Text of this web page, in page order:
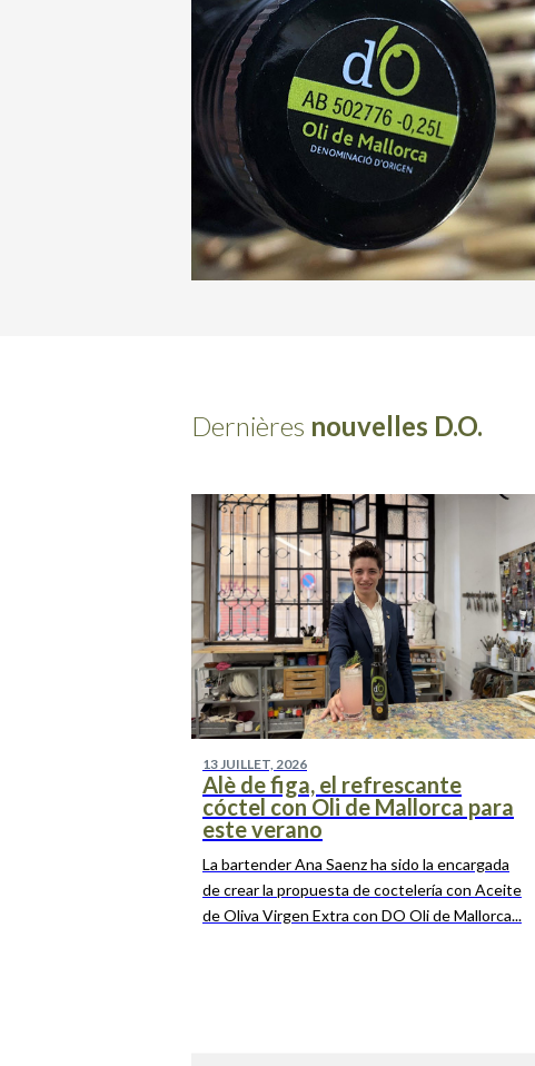
Dernières nouvelles D.O.
13 JUILLET, 2026
Alè de figa, el refrescante
cóctel con Oli de Mallorca para
este verano
La bartender Ana Saenz ha sido la encargada
de crear la propuesta de coctelería con Aceite
de Oliva Virgen Extra con DO Oli de Mallorca...